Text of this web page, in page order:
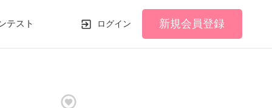
テスト ログイン 新規会員登録